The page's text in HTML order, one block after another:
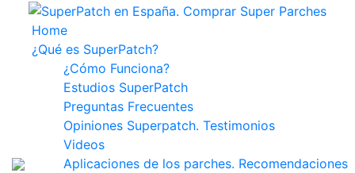
Home
¿Qué es SuperPatch?
¿Cómo Funciona?
Estudios SuperPatch
Preguntas Frecuentes
Opiniones Superpatch. Testimonios
Videos
Aplicaciones de los parches. Recomendaciones